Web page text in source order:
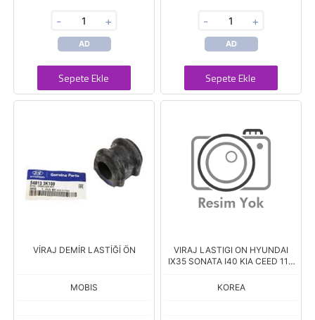
- +
AD
Sepete Ekle
- +
AD
Sepete Ekle
VİRAJ DEMİR LASTİĞİ ÖN
MOBIS
VIRAJ LASTIGI ON HYUNDAI
IX35 SONATA I40 KIA CEED 11>
KOREA